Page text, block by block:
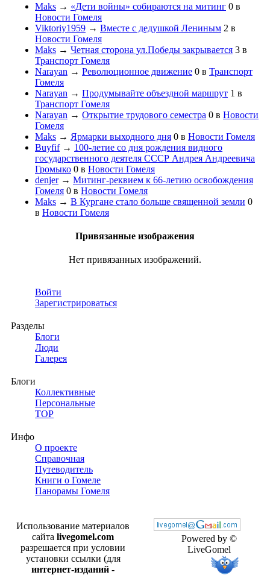
Maks → «Дети войны» собираются на митинг 0 в
Новости Гомеля
Viktoriy1959 → Вместе с дедушкой Лениным 2 в
Новости Гомеля
Maks → Четная сторона ул.Победы закрывается 3 в
Транспорт Гомеля
Narayan → Революционное движение 0 в Транспорт
Гомеля
Narayan → Продумывайте объездной маршрут 1 в
Транспорт Гомеля
Narayan → Открытие трудового семестра 0 в Новости
Гомеля
Maks → Ярмарки выходного дня 0 в Новости Гомеля
Buyfif→ 100-летиe со дня рождения видного
государственного деятеля СССР Андрея Андреевича
Громыко 0 в Новости Гомеля
denjer→ Митинг-реквием к 66-летию освобождения
Гомеля 0 в Новости Гомеля
Maks → В Кургане стало больше священной земли 0
в Новости Гомеля
Привязанные изображения
Нет привязанных изображений.
Войти
Зарегистрироваться
Разделы
Блоги
Люди
Галерея
Блоги
Коллективные
Персональные
TOP
Инфо
О проекте
Справочная
Путеводитель
Книги о Гомеле
Панорамы Гомеля
Powered by ©
LiveGomel
Использование материалов
сайта livegomel.com
разрешается при условии
установки ссылки (для
интернет-изданий -